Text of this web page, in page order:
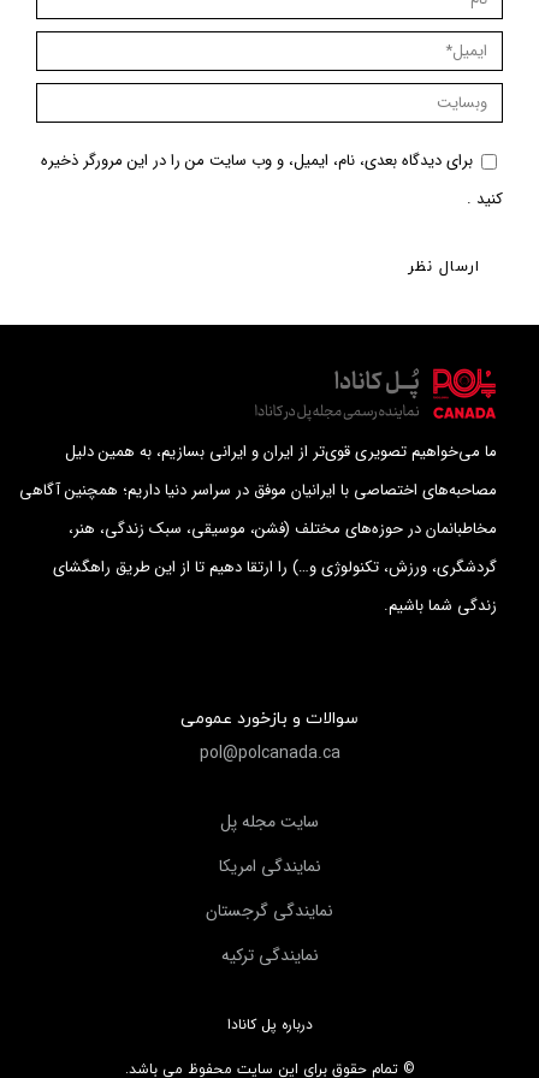
ایمیل *
وبسایت
برای دیدگاه بعدی، نام، ایمیل، و وب سایت من را در این مرورگر ذخیره
کنید .
ارسال نظر
ما می‌خواهیم تصویری قوی‌تر از ایران و ایرانی بسازیم، به همین دلیل
مصاحبه‌های اختصاصی با ایرانیان موفق در سراسر دنیا داریم؛ همچنین آگاهی
مخاطبانمان در حوزه‌های مختلف (فشن، موسیقی، سبک زندگی، هنر،
گردشگری، ورزش، تکنولوژی و…) را ارتقا دهیم تا از این طریق راهگشای
زندگی شما باشیم.
سوالات و بازخورد عمومی
pol@polcanada.ca
سايت مجله پل
نمايندگي امريكا
نمايندگي گرجستان
نمايندگي تركيه
© تمام حقوق برای این سایت محفوظ می باشد.
درباره پل کانادا